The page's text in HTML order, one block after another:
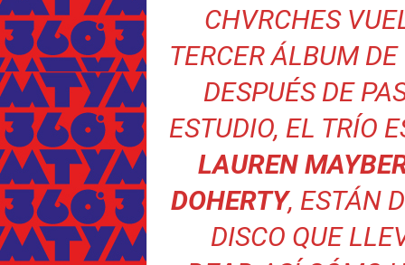
CHVRCHES
TERCER ÁLBUM DE
DESPUÉS DE
ESTUDIO, EL TRÍO
LAUREN
DOHERTY, ESTÁN
DISCO QUE